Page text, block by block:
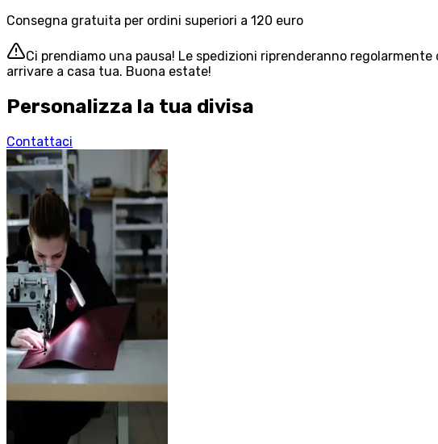
Consegna gratuita per ordini superiori a 120 euro
Ci prendiamo una pausa! Le spedizioni riprenderanno
arrivare a casa tua. Buona estate!
Personalizza la tua divisa
Contattaci